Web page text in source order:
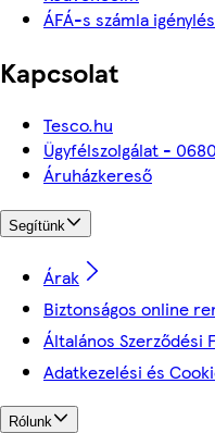
ÁFÁ-s számla igénylés
Kapcsolat
Tesco.hu
Ügyfélszolgálat -
Áruházkereső
Segítünk
Árak
Biztonságos online
Általános Szerződési
Adatkezelési és
Rólunk